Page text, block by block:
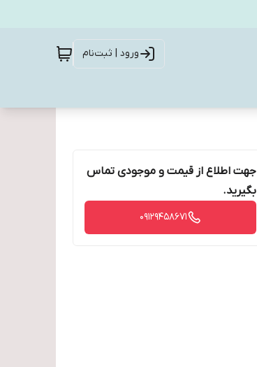
ورود | ثبت‌نام
جهت اطلاع از قیمت و موجودی تماس
بگیرید.
09129458671